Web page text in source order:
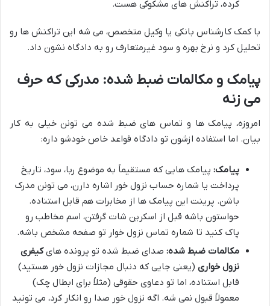
کرده، تراکنش های مشکوکی هست.
با کمک کارشناس بانکی یا وکیل متخصص، می شه این تراکنش ها رو
تحلیل کرد و نرخ بهره و سود غیرمتعارف رو به دادگاه نشون داد.
پیامک و مکالمات ضبط شده: مدرکی که حرف
می زنه
امروزه، پیامک ها و تماس های ضبط شده می تونن خیلی به کار
بیان. اما استفاده ازشون تو دادگاه قواعد خاص خودشو داره:
پیامک: پیامک هایی که مستقیماً به موضوع ربا، سود، تاریخ
پرداخت یا شماره حساب نزول خور اشاره دارن، می تونن مدرک
باشن. پرینت این پیامک ها از مخابرات هم قابل استناده.
حواستون باشه قبل از اسکرین شات گرفتن، اسم مخاطب رو
پاک کنید تا شماره تماس نزول خوار تو صفحه مشخص باشه.
مکالمات ضبط شده: صدای ضبط شده تو پرونده هایکیفری
نزول خواری (یعنی جایی که دنبال مجازات نزول خور هستید)
قابل استناده، اما تو دعاوی حقوقی (مثلاً برای ابطال چک)
معمولاً قبول نمی شه. اگه نزول خور صدا رو انکار کرد، می تونید